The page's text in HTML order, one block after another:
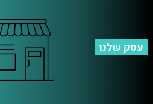
עסק שלנו